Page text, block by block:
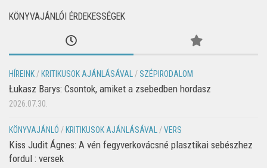
KÖNYVAJÁNLÓI ÉRDEKESSÉGEK
HÍREINK/ KRITIKUSOK AJÁNLÁSÁVAL/ SZÉPIRODALOM
Łukasz Barys: Csontok, amiket a zsebedben hordasz
2026.07.30.
KÖNYVAJÁNLÓ / KRITIKUSOK AJÁNLÁSÁVAL/VERS
Kiss Judit Ágnes: A vén fegyverkovácsné plasztikai sebészhez
fordul : versek